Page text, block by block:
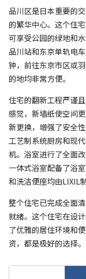
品川区是日本重要的
的繁华中心。这个住
可享受公园的绿地和
品川站和东京单轨电
钟，前往东京市区或
的地均非常方便。
住宅的翻新工程严谨
感觉，新墙纸使空间
新更换，增强了安全
工艺制系统厨房和现
机。浴室进行了全面
一体式浴室配备了浴
和洗洁便座均由LIXIL
整个住宅已完成全面
就绪。这个住宅在设
了优雅的居住环境和
资，都是极好的选择。